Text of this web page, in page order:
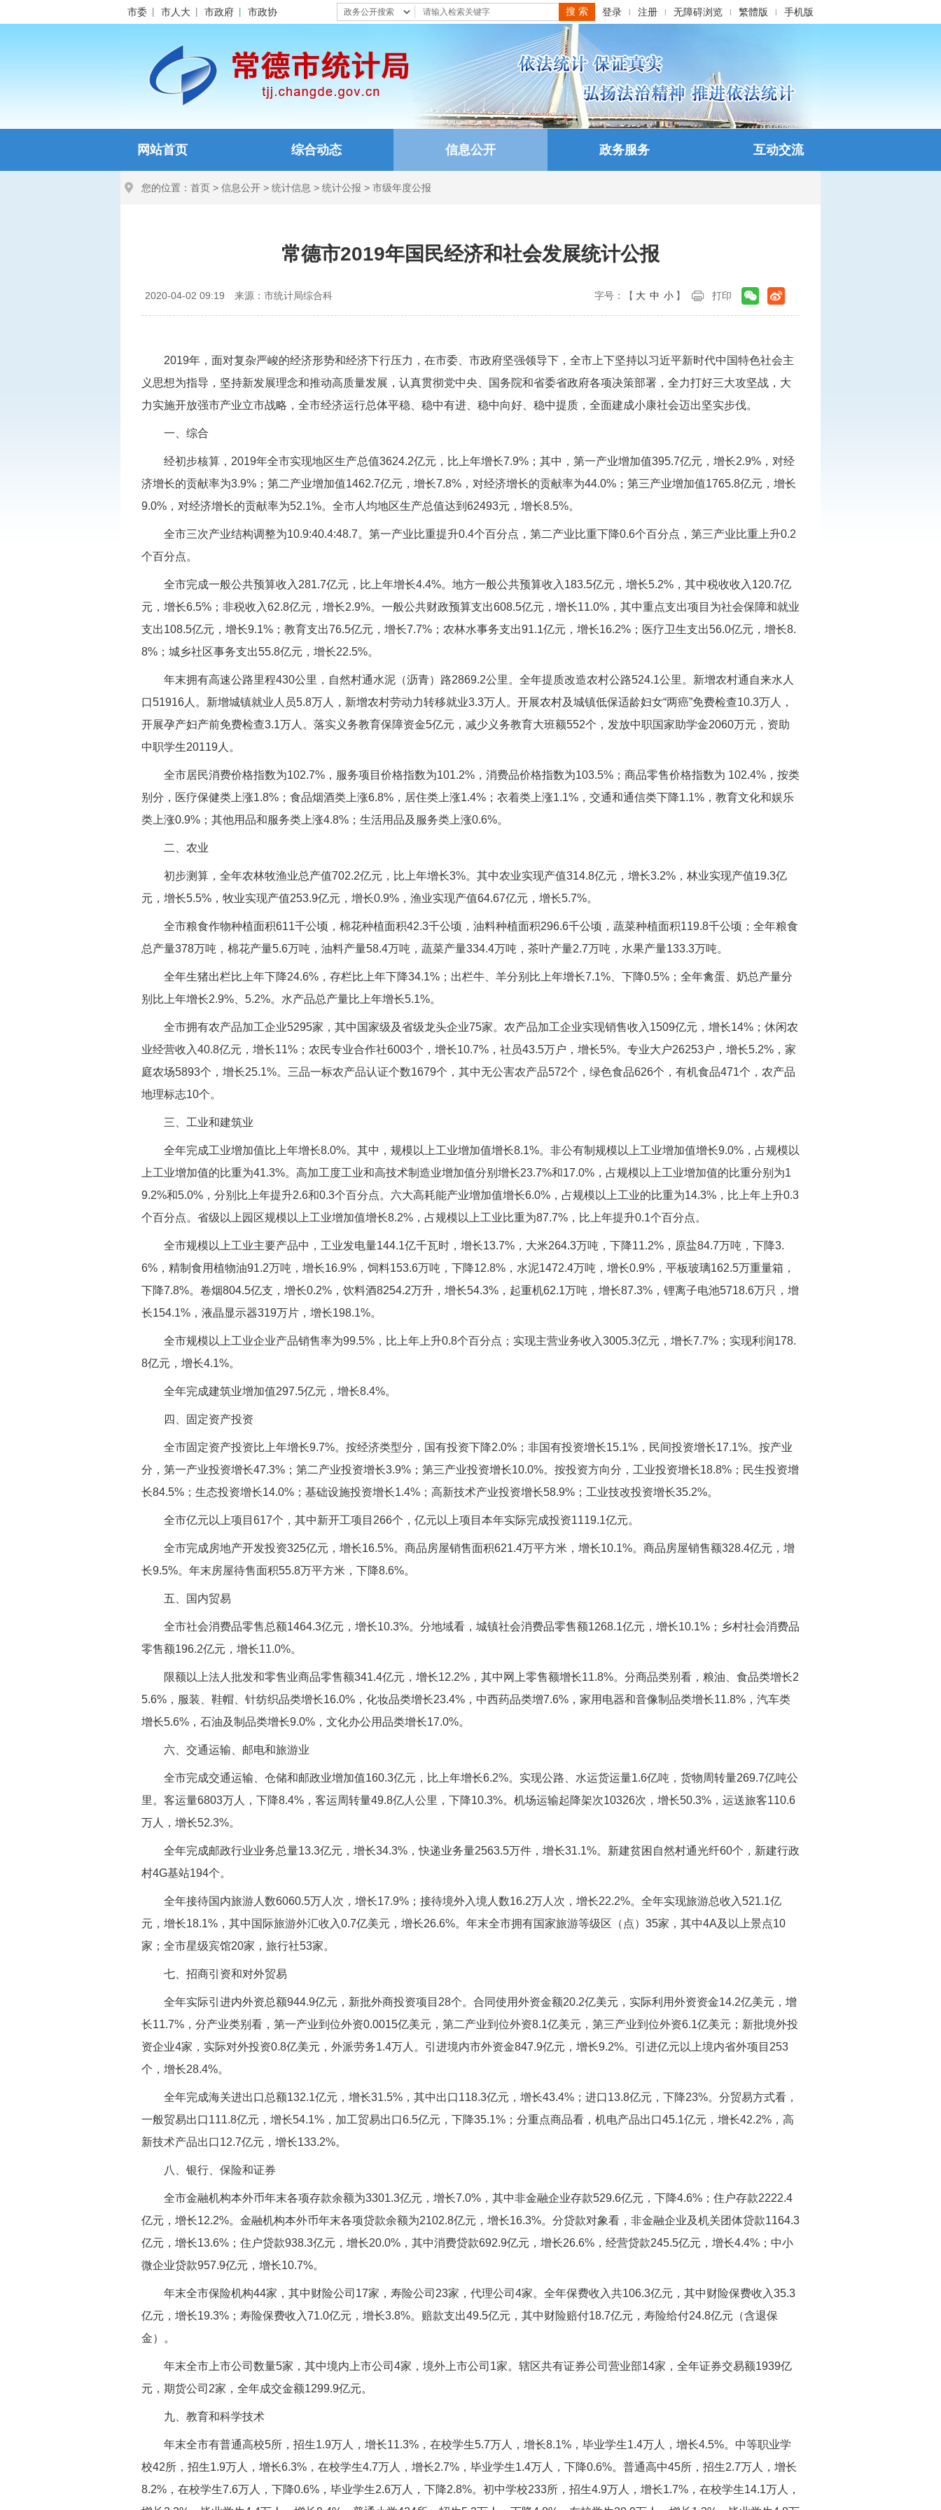
市委 市人大 市政府 市政协 登录 | 注册 | 无障碍浏览 | 繁體版 | 手机版
网站首页 综合动态 信息公开 政务服务 互动交流
您的位置： 首页 > 信息公开 > 统计信息 > 统计公报 > 市级年度公报
常德市2019年国民经济和社会发展统计公报
2020-04-02 09:19 来源：市统计局综合科 字号：【 大 中 小 】 打印
2019年，面对复杂严峻的经济形势和经济下行压力，在市委、市政府坚强领导下，全市上下坚持以习近平新时代中国特色社会主
义思想为指导，坚持新发展理念和推动高质量发展，认真贯彻党中央、国务院和省委省政府各项决策部署，全力打好三大攻坚战，大
力实施开放强市产业立市战略，全市经济运行总体平稳、稳中有进、稳中向好、稳中提质，全面建成小康社会迈出坚实步伐。
一、综合
经初步核算，2019年全市实现地区生产总值3624.2亿元，比上年增长7.9%；其中，第一产业增加值395.7亿元，增长2.9%，对经
济增长的贡献率为3.9%；第二产业增加值1462.7亿元，增长7.8%，对经济增长的贡献率为44.0%；第三产业增加值1765.8亿元，增长
9.0%，对经济增长的贡献率为52.1%。全市人均地区生产总值达到62493元，增长8.5%。
全市三次产业结构调整为10.9:40.4:48.7。第一产业比重提升0.4个百分点，第二产业比重下降0.6个百分点，第三产业比重上升0.2
个百分点。
全市完成一般公共预算收入281.7亿元，比上年增长4.4%。地方一般公共预算收入183.5亿元，增长5.2%，其中税收收入120.7亿
元，增长6.5%；非税收入62.8亿元，增长2.9%。一般公共财政预算支出608.5亿元，增长11.0%，其中重点支出项目为社会保障和就业
支出108.5亿元，增长9.1%；教育支出76.5亿元，增长7.7%；农林水事务支出91.1亿元，增长16.2%；医疗卫生支出56.0亿元，增长8.
8%；城乡社区事务支出55.8亿元，增长22.5%。
年末拥有高速公路里程430公里，自然村通水泥（沥青）路2869.2公里。全年提质改造农村公路524.1公里。新增农村通自来水人
口51916人。新增城镇就业人员5.8万人，新增农村劳动力转移就业3.3万人。开展农村及城镇低保适龄妇女“两癌”免费检查10.3万人，
开展孕产妇产前免费检查3.1万人。落实义务教育保障资金5亿元，减少义务教育大班额552个，发放中职国家助学金2060万元，资助
中职学生20119人。
全市居民消费价格指数为102.7%，服务项目价格指数为101.2%，消费品价格指数为103.5%；商品零售价格指数为 102.4%，按类
别分，医疗保健类上涨1.8%；食品烟酒类上涨6.8%，居住类上涨1.4%；衣着类上涨1.1%，交通和通信类下降1.1%，教育文化和娱乐
类上涨0.9%；其他用品和服务类上涨4.8%；生活用品及服务类上涨0.6%。
二、农业
初步测算，全年农林牧渔业总产值702.2亿元，比上年增长3%。其中农业实现产值314.8亿元，增长3.2%，林业实现产值19.3亿
元，增长5.5%，牧业实现产值253.9亿元，增长0.9%，渔业实现产值64.67亿元，增长5.7%。
全市粮食作物种植面积611千公顷，棉花种植面积42.3千公顷，油料种植面积296.6千公顷，蔬菜种植面积119.8千公顷；全年粮食
总产量378万吨，棉花产量5.6万吨，油料产量58.4万吨，蔬菜产量334.4万吨，茶叶产量2.7万吨，水果产量133.3万吨。
全年生猪出栏比上年下降24.6%，存栏比上年下降34.1%；出栏牛、羊分别比上年增长7.1%、下降0.5%；全年禽蛋、奶总产量分
别比上年增长2.9%、5.2%。水产品总产量比上年增长5.1%。
全市拥有农产品加工企业5295家，其中国家级及省级龙头企业75家。农产品加工企业实现销售收入1509亿元，增长14%；休闲农
业经营收入40.8亿元，增长11%；农民专业合作社6003个，增长10.7%，社员43.5万户，增长5%。专业大户26253户，增长5.2%，家
庭农场5893个，增长25.1%。三品一标农产品认证个数1679个，其中无公害农产品572个，绿色食品626个，有机食品471个，农产品
地理标志10个。
三、工业和建筑业
全年完成工业增加值比上年增长8.0%。其中，规模以上工业增加值增长8.1%。非公有制规模以上工业增加值增长9.0%，占规模以
上工业增加值的比重为41.3%。高加工度工业和高技术制造业增加值分别增长23.7%和17.0%，占规模以上工业增加值的比重分别为1
9.2%和5.0%，分别比上年提升2.6和0.3个百分点。六大高耗能产业增加值增长6.0%，占规模以上工业的比重为14.3%，比上年上升0.3
个百分点。省级以上园区规模以上工业增加值增长8.2%，占规模以上工业比重为87.7%，比上年提升0.1个百分点。
全市规模以上工业主要产品中，工业发电量144.1亿千瓦时，增长13.7%，大米264.3万吨，下降11.2%，原盐84.7万吨，下降3.
6%，精制食用植物油91.2万吨，增长16.9%，饲料153.6万吨，下降12.8%，水泥1472.4万吨，增长0.9%，平板玻璃162.5万重量箱，
下降7.8%。卷烟804.5亿支，增长0.2%，饮料酒8254.2万升，增长54.3%，起重机62.1万吨，增长87.3%，锂离子电池5718.6万只，增
长154.1%，液晶显示器319万片，增长198.1%。
全市规模以上工业企业产品销售率为99.5%，比上年上升0.8个百分点；实现主营业务收入3005.3亿元，增长7.7%；实现利润178.
8亿元，增长4.1%。
全年完成建筑业增加值297.5亿元，增长8.4%。
四、固定资产投资
全市固定资产投资比上年增长9.7%。按经济类型分，国有投资下降2.0%；非国有投资增长15.1%，民间投资增长17.1%。按产业
分，第一产业投资增长47.3%；第二产业投资增长3.9%；第三产业投资增长10.0%。按投资方向分，工业投资增长18.8%；民生投资增
长84.5%；生态投资增长14.0%；基础设施投资增长1.4%；高新技术产业投资增长58.9%；工业技改投资增长35.2%。
全市亿元以上项目617个，其中新开工项目266个，亿元以上项目本年实际完成投资1119.1亿元。
全市完成房地产开发投资325亿元，增长16.5%。商品房屋销售面积621.4万平方米，增长10.1%。商品房屋销售额328.4亿元，增
长9.5%。年末房屋待售面积55.8万平方米，下降8.6%。
五、国内贸易
全市社会消费品零售总额1464.3亿元，增长10.3%。分地域看，城镇社会消费品零售额1268.1亿元，增长10.1%；乡村社会消费品
零售额196.2亿元，增长11.0%。
限额以上法人批发和零售业商品零售额341.4亿元，增长12.2%，其中网上零售额增长11.8%。分商品类别看，粮油、食品类增长2
5.6%，服装、鞋帽、针纺织品类增长16.0%，化妆品类增长23.4%，中西药品类增7.6%，家用电器和音像制品类增长11.8%，汽车类
增长5.6%，石油及制品类增长9.0%，文化办公用品类增长17.0%。
六、交通运输、邮电和旅游业
全市完成交通运输、仓储和邮政业增加值160.3亿元，比上年增长6.2%。实现公路、水运货运量1.6亿吨，货物周转量269.7亿吨公
里。客运量6803万人，下降8.4%，客运周转量49.8亿人公里，下降10.3%。机场运输起降架次10326次，增长50.3%，运送旅客110.6
万人，增长52.3%。
全年完成邮政行业业务总量13.3亿元，增长34.3%，快递业务量2563.5万件，增长31.1%。新建贫困自然村通光纤60个，新建行政
村4G基站194个。
全年接待国内旅游人数6060.5万人次，增长17.9%；接待境外入境人数16.2万人次，增长22.2%。全年实现旅游总收入521.1亿
元，增长18.1%，其中国际旅游外汇收入0.7亿美元，增长26.6%。年末全市拥有国家旅游等级区（点）35家，其中4A及以上景点10
家；全市星级宾馆20家，旅行社53家。
七、招商引资和对外贸易
全年实际引进内外资总额944.9亿元，新批外商投资项目28个。合同使用外资金额20.2亿美元，实际利用外资资金14.2亿美元，增
长11.7%，分产业类别看，第一产业到位外资0.0015亿美元，第二产业到位外资8.1亿美元，第三产业到位外资6.1亿美元；新批境外投
资企业4家，实际对外投资0.8亿美元，外派劳务1.4万人。引进境内市外资金847.9亿元，增长9.2%。引进亿元以上境内省外项目253
个，增长28.4%。
全年完成海关进出口总额132.1亿元，增长31.5%，其中出口118.3亿元，增长43.4%；进口13.8亿元，下降23%。分贸易方式看，
一般贸易出口111.8亿元，增长54.1%，加工贸易出口6.5亿元，下降35.1%；分重点商品看，机电产品出口45.1亿元，增长42.2%，高
新技术产品出口12.7亿元，增长133.2%。
八、银行、保险和证券
全市金融机构本外币年末各项存款余额为3301.3亿元，增长7.0%，其中非金融企业存款529.6亿元，下降4.6%；住户存款2222.4
亿元，增长12.2%。金融机构本外币年末各项贷款余额为2102.8亿元，增长16.3%。分贷款对象看，非金融企业及机关团体贷款1164.3
亿元，增长13.6%；住户贷款938.3亿元，增长20.0%，其中消费贷款692.9亿元，增长26.6%，经营贷款245.5亿元，增长4.4%；中小
微企业贷款957.9亿元，增长10.7%。
年末全市保险机构44家，其中财险公司17家，寿险公司23家，代理公司4家。全年保费收入共106.3亿元，其中财险保费收入35.3
亿元，增长19.3%；寿险保费收入71.0亿元，增长3.8%。赔款支出49.5亿元，其中财险赔付18.7亿元，寿险给付24.8亿元（含退保
金）。
年末全市上市公司数量5家，其中境内上市公司4家，境外上市公司1家。辖区共有证券公司营业部14家，全年证券交易额1939亿
元，期货公司2家，全年成交金额1299.9亿元。
九、教育和科学技术
年末全市有普通高校5所，招生1.9万人，增长11.3%，在校学生5.7万人，增长8.1%，毕业学生1.4万人，增长4.5%。中等职业学
校42所，招生1.9万人，增长6.3%，在校学生4.7万人，增长2.7%，毕业学生1.4万人，下降0.6%。普通高中45所，招生2.7万人，增长
8.2%，在校学生7.6万人，下降0.6%，毕业学生2.6万人，下降2.8%。初中学校233所，招生4.9万人，增长1.7%，在校学生14.1万人，